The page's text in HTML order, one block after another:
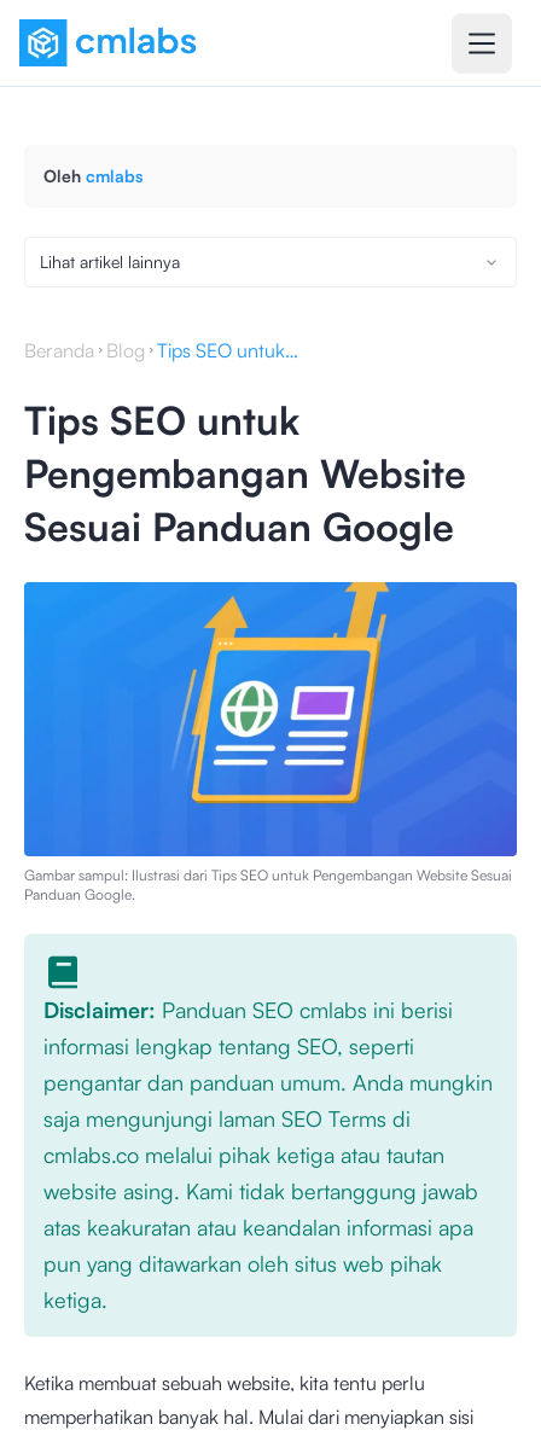
Oleh cmlabs
Lihat artikel lainnya
Beranda Blog Tips SEO untuk Pengembangan Website Sesuai Panduan Google
Tips SEO untuk
Pengembangan Website
Sesuai Panduan Google
Gambar sampul: Ilustrasi dari Tips SEO untuk Pengembangan Website Sesuai
Panduan Google.
Disclaimer: Panduan SEO cmlabs ini berisi
informasi lengkap tentang SEO, seperti
pengantar dan panduan umum. Anda mungkin
saja mengunjungi laman SEO Terms di
cmlabs.co melalui pihak ketiga atau tautan
website asing. Kami tidak bertanggung jawab
atas keakuratan atau keandalan informasi apa
pun yang ditawarkan oleh situs web pihak
ketiga.
Ketika membuat sebuah website, kita tentu perlu
memperhatikan banyak hal. Mulai dari menyiapkan sisi